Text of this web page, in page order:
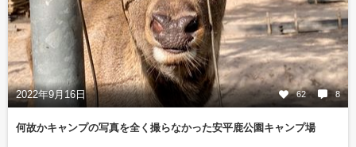
2022年9月16日 62 8
何故かキャンプの写真を全く撮らなかった安平鹿公園キャンプ場